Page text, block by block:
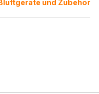
und Zubehör